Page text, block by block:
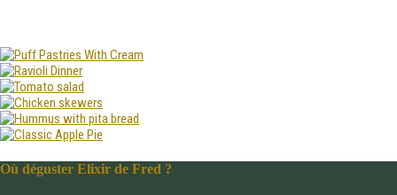
Où déguster Elixir de Fred ?